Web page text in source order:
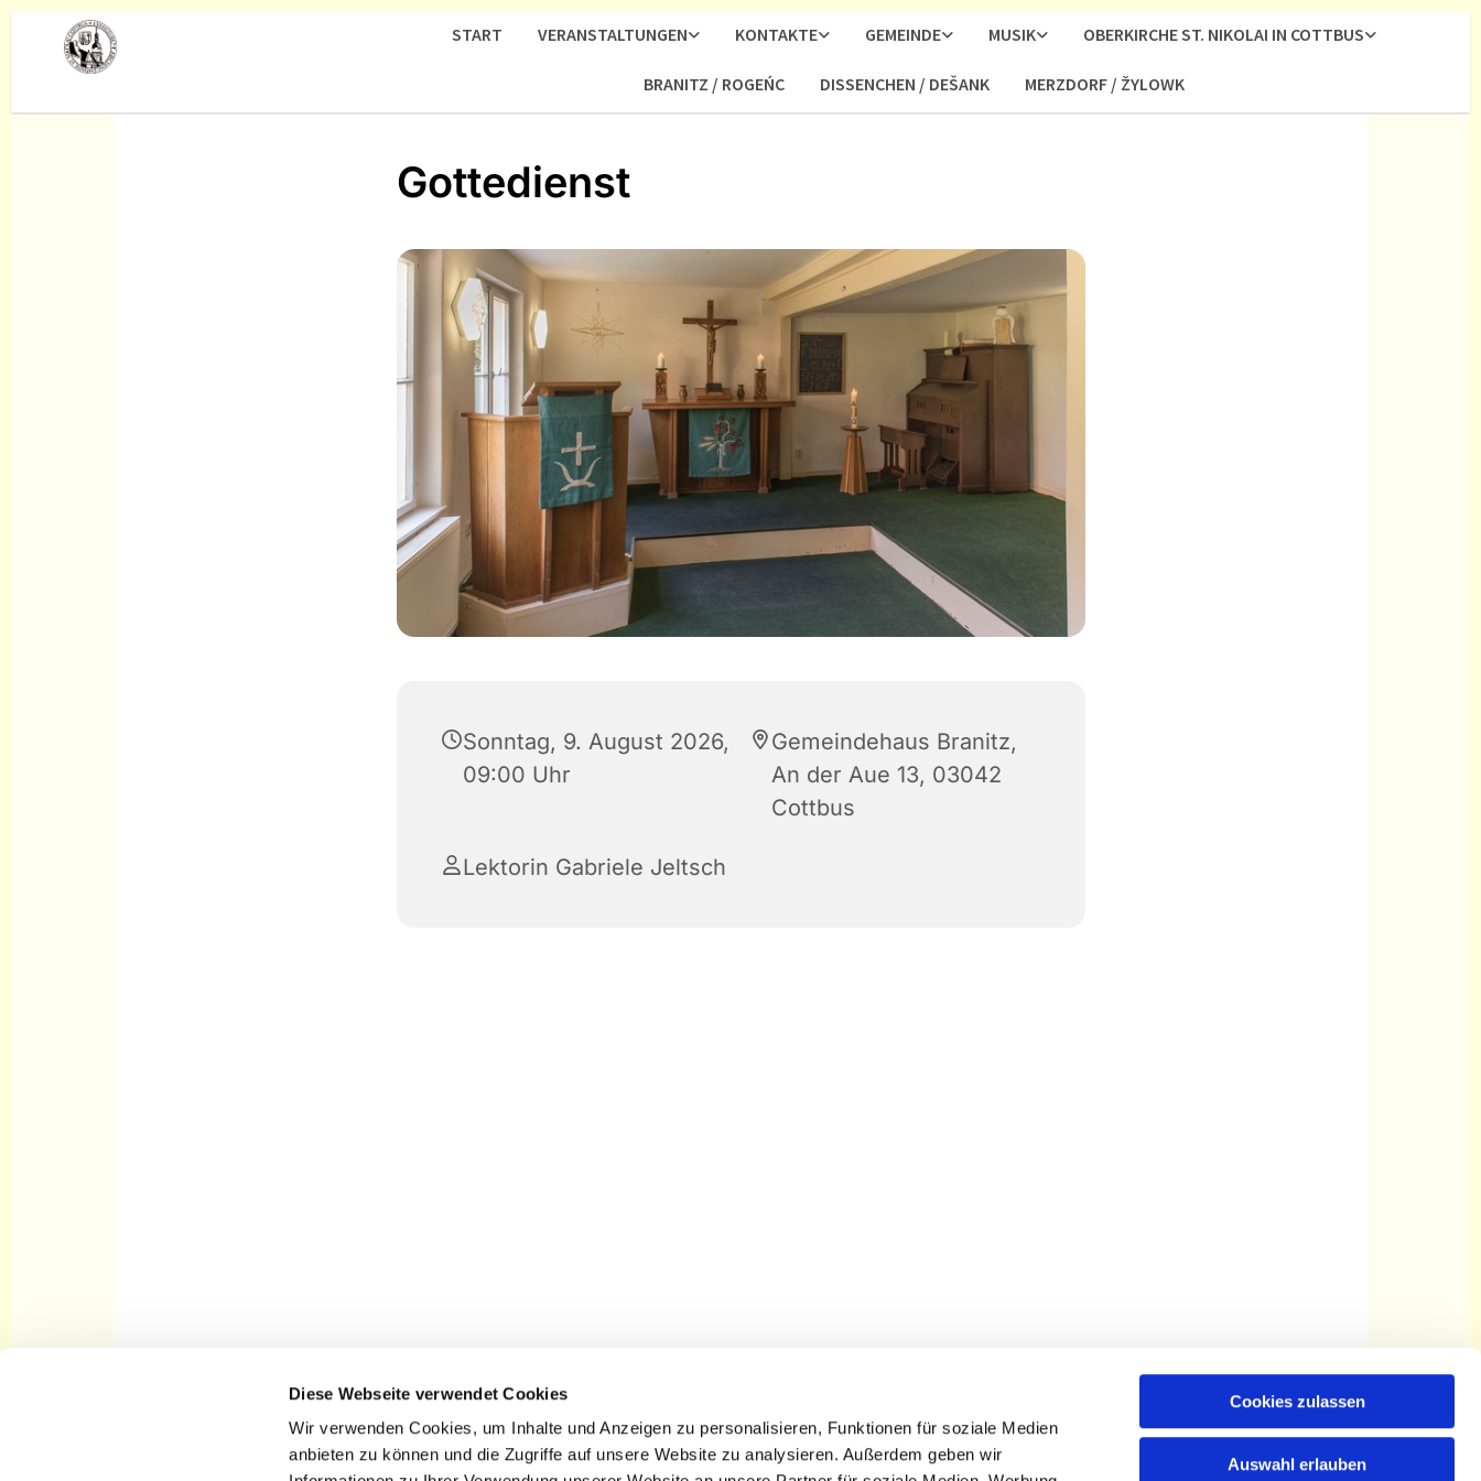
Diese Webseite verwendet Cookies
Wir verwenden Cookies, um Inhalte und Anzeigen zu personalisieren, Funktionen für soziale Medien
anbieten zu können und die Zugriffe auf unsere Website zu analysieren. Außerdem geben wir
Cookies zulassen
Auswahl erlauben
START VERANSTALTUNGEN KONTAKTE GEMEINDE MUSIK OBERKIRCHE ST. NIKOLAI IN COTTBUS
BRANITZ / ROGEŃC DISSENCHEN / DEŠANK MERZDORF / ŽYLOWK
Gottedienst
Sonntag, 9. August 2026,
09:00 Uhr
Gemeindehaus Branitz,
An der Aue 13, 03042
Cottbus
Lektorin Gabriele Jeltsch
Startseite Kirchengemeinde St.